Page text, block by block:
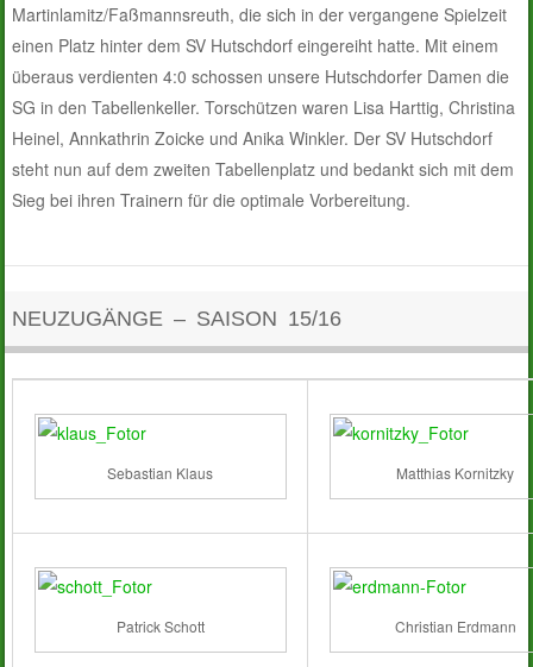
Martinlamitz/Faßmannsreuth, die sich in der vergangene Spielzeit
einen Platz hinter dem SV Hutschdorf eingereiht hatte. Mit einem
überaus verdienten 4:0 schossen unsere Hutschdorfer Damen die
SG in den Tabellenkeller. Torschützen waren Lisa Harttig, Christina
Heinel, Annkathrin Zoicke und Anika Winkler. Der SV Hutschdorf
steht nun auf dem zweiten Tabellenplatz und bedankt sich mit dem
Sieg bei ihren Trainern für die optimale Vorbereitung.
NEUZUGÄNGE – SAISON 15/16
Sebastian Klaus Matthias Kornitzky
Patrick Schott Christian Erdmann